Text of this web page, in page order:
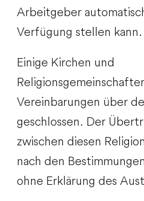
Arbeitgeber
Verfügung stellen kann.
Einige Kirchen und
Vereinbarungen über
geschlossen. Der
zwischen diesen
nach den
ohne Erklärung des